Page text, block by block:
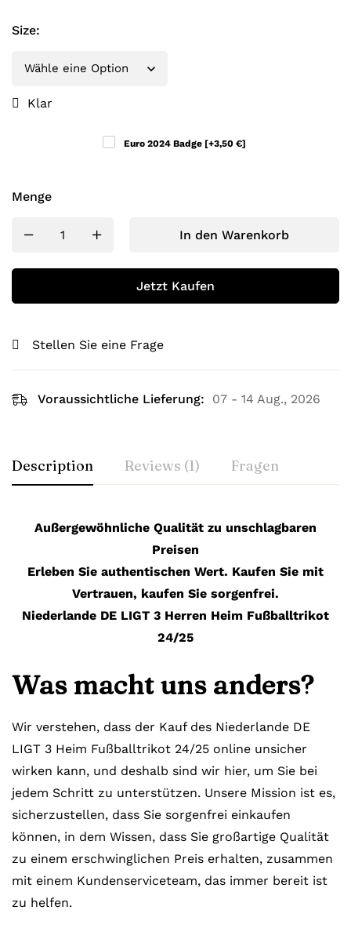
Size:
Klar
Euro 2024 Badge [+3,50 €]
Menge
In den Warenkorb
Jetzt Kaufen
Stellen Sie eine Frage
Voraussichtliche Lieferung: 07 - 14 Aug., 2026
Description Reviews (1) Fragen
Außergewöhnliche Qualität zu unschlagbaren
Preisen
Erleben Sie authentischen Wert. Kaufen Sie mit
Vertrauen, kaufen Sie sorgenfrei.
Niederlande DE LIGT 3 Herren Heim Fußballtrikot
24/25
Was macht uns anders?
Wir verstehen, dass der Kauf des Niederlande DE
LIGT 3 Heim Fußballtrikot 24/25 online unsicher
wirken kann, und deshalb sind wir hier, um Sie bei
jedem Schritt zu unterstützen. Unsere Mission ist es,
sicherzustellen, dass Sie sorgenfrei einkaufen
können, in dem Wissen, dass Sie großartige Qualität
zu einem erschwinglichen Preis erhalten, zusammen
mit einem Kundenserviceteam, das immer bereit ist
zu helfen.